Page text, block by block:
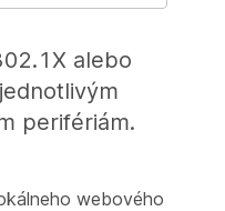
alebo
perifériám.
webového